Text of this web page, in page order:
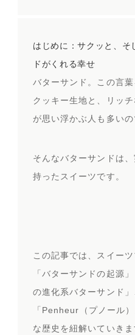
はじめに：サクッと、
ドがくれる幸せ
バターサンド。この言
クッキー生地と、リッ
が思い浮かぶ人も多いの
そんなバターサンドは
持ったスイーツです。
この記事では、スイー
「バターサンドの起源
の進化系バターサンド
「Penheur（プノール
な歴史を紐解いていきま